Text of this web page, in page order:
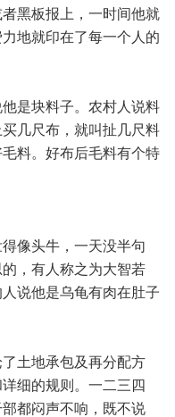
黑板报上，一时间他就
地就印在了每一个人的
是块料子。农村人说料
几尺布，就叫扯几尺料
料。好布后毛料有个特
像头牛，一天没半句
，有人称之为大智若
说他是乌龟有肉在肚子
土地承包及再分配方
细的规则。一二三四
都闷声不响，既不说